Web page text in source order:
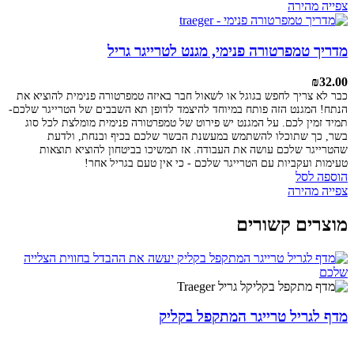
צפייה מהירה
מדריך טמפרטורה פנימי, מגנט לטרייגר גריל
₪32.00
כבר לא צריך לחפש בגוגל או לשאול חבר באיזה טמפרטורה פנימית להוציא את
הנתח! המגנט הזה פותח במיוחד להיצמד לדופן תא השבבים של הטרייגר שלכם-
תמיד זמין לכם. על המגנט יש פירוט של טמפרטורה פנימית מומלצת לכל סוג
בשר, כך שתוכלו להשתמש במעשנת הבשר שלכם בכיף ובנחת, ולדעת
שהטרייגר שלכם עושה את העבודה. אז תמשיכו בביטחון להוציא תוצאות
טעימות ועקביות עם הטרייגר שלכם - כי אין טעם בגריל אחר!
הוספה לסל
צפייה מהירה
מוצרים קשורים
מדף לגריל טרייגר המתקפל בקליק